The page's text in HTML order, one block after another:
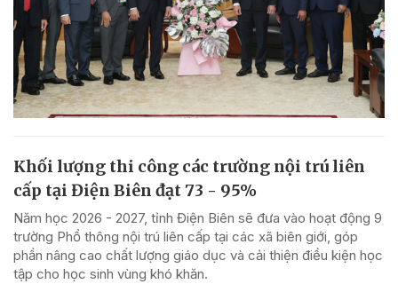
Khối lượng thi công các trường nội trú liên
cấp tại Điện Biên đạt 73 - 95%
Năm học 2026 - 2027, tỉnh Điện Biên sẽ đưa vào hoạt động 9
trường Phổ thông nội trú liên cấp tại các xã biên giới, góp
phần nâng cao chất lượng giáo dục và cải thiện điều kiện học
tập cho học sinh vùng khó khăn.